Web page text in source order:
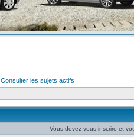
Consulter les sujets actifs
Vous devez vous inscrire et